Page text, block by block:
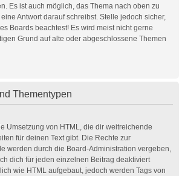
Es ist auch möglich, das Thema nach oben zu
Antwort darauf schreibst. Stelle jedoch sicher,
Boards beachtest! Es wird meist nicht gerne
Grund auf alte oder abgeschlossene Themen
Thementypen
Umsetzung von HTML, die dir weitreichende
für deinen Text gibt. Die Rechte zur
werden durch die Board-Administration vergeben,
dich für jeden einzelnen Beitrag deaktiviert
wie HTML aufgebaut, jedoch werden Tags von